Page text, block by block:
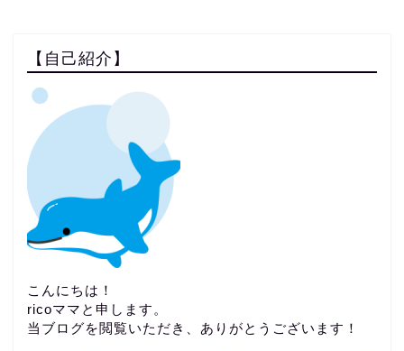
【自己紹介】
こんにちは！
ricoママと申します。
当ブログを閲覧いただき、ありがとうございます！